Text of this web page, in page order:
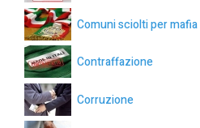
Comuni sciolti per mafia
Contraffazione
Corruzione